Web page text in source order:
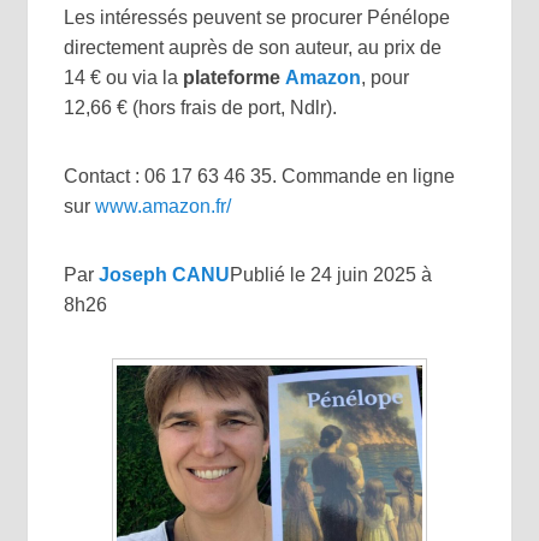
Les intéressés peuvent se procurer Pénélope
directement auprès de son auteur, au prix de
14 € ou via la plateforme Amazon, pour
12,66 € (hors frais de port, Ndlr).
Contact : 06 17 63 46 35. Commande en ligne
surwww.amazon.fr/
ParJoseph CANUPublié le 24 juin 2025 à
8h26